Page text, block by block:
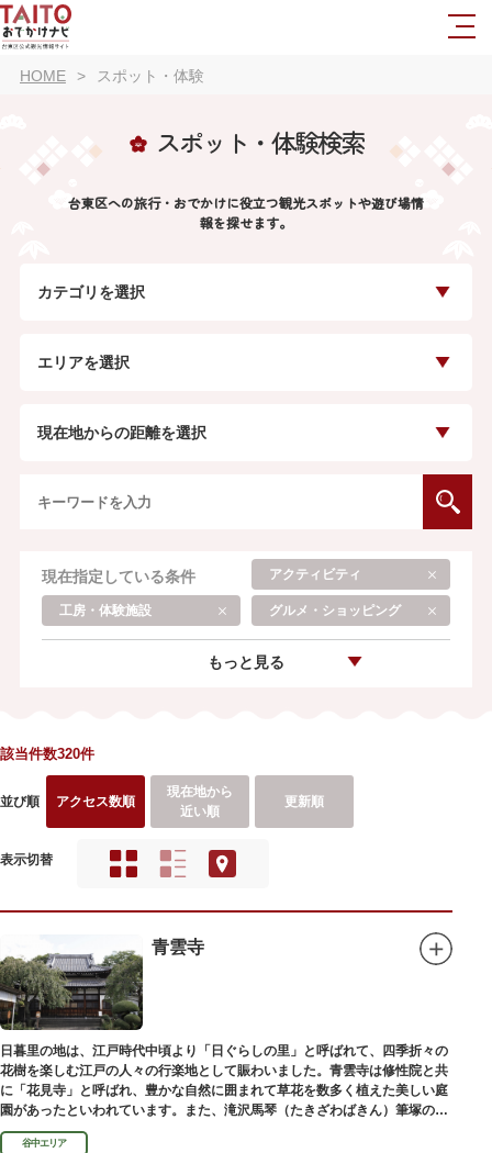
HOME スポット・体験
スポット・体験検索
台東区への旅行・おでかけに役立つ観光スポットや遊び場情
報を探せます。
カテゴリを選択
エリアを選択
現在地からの距離を選択
現在指定している条件 アクティビティ
工房・体験施設 グルメ・ショッピング
もっと見る
該当件数320件
並び順 アクセス数順
現在地から
近い順
更新順
表示切替
青雲寺
日暮里の地は、江戸時代中頃より「日ぐらしの里」と呼ばれて、四季折々の
花樹を楽しむ江戸の人々の行楽地として賑わいました。青雲寺は修性院と共
に「花見寺」と呼ばれ、豊かな自然に囲まれて草花を数多く植えた美しい庭
園があったといわれています。また、滝沢馬琴（たきざわばきん）筆塚の碑
があります。
谷中エリア